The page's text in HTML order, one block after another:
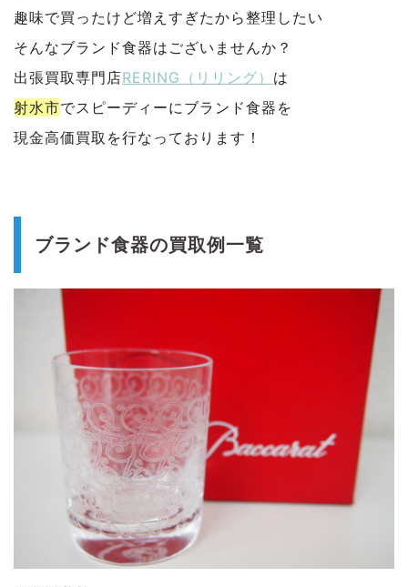
趣味で買ったけど増えすぎたから整理したい
そんなブランド食器はございませんか？
出張買取専門店RERING（リリング） は
射水市でスピーディーにブランド食器を
現金高価買取を行なっております！
ブランド食器の買取例一覧